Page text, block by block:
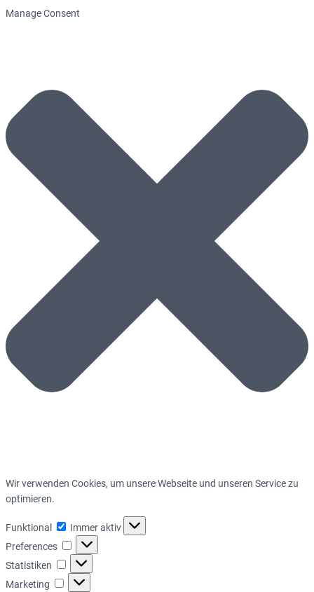
Manage Consent
Wir verwenden Cookies, um unsere Webseite und unseren Service zu
optimieren.
Funktional Funktional
Immer aktiv
Preferences
Preferences
Statistiken Statistiken
Marketing Marketing